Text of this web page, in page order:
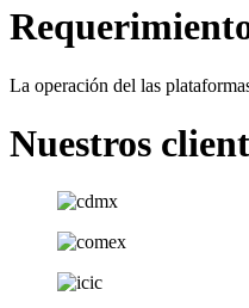
La operación del las
Nuestros